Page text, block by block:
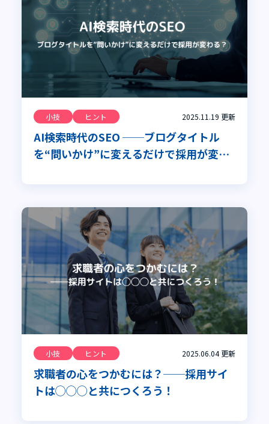
小技 ヒント 2025.11.19 更新
AI検索時代のSEO ──ブログタイトル
を“問いかけ”に変えるだけで採用が変わ
小技 ヒント 2025.06.04更新
求職者の心をつかむには？──採用サイ
トは◯◯◯と共につくろう！